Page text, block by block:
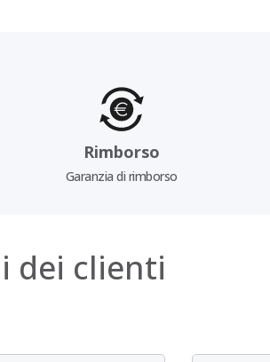
Rimborso
Garanzia di rimborso
dei clienti